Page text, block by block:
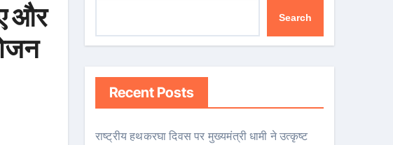
और
Search
Recent Posts
राष्ट्रीय हथकरघा दिवस पर मुख्यमंत्री धामी ने उत्कृष्ट